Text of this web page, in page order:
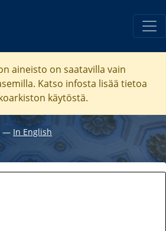
aineisto on saatavilla vain
Katso infosta lisää tietoa
käytöstä.
― In English